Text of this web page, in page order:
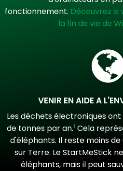
fonctionnement. Découvrez
la fin de vie de
VENIR EN AIDE A
Les déchets électroniques
de tonnes par an.1 Cela
d'éléphants. Il reste moins
sur Terre. Le StartMeStick
éléphants, mais il peut